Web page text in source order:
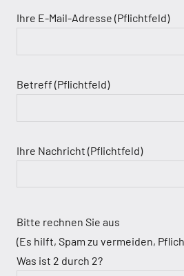
Ihre E-Mail-Adresse (Pflichtfeld)
Betreff (Pflichtfeld)
Ihre Nachricht (Pflichtfeld)
Bitte rechnen Sie aus
(Es hilft, Spam zu vermeiden,
Was ist 2 durch 2?